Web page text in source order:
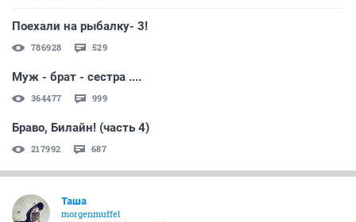
Поехали на рыбалку- 3!
786928 529
Муж - брат - сестра ....
364477 999
Браво, Билайн! (часть 4)
217992 687
Таша
morgenmuffel